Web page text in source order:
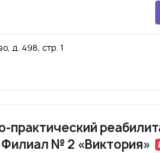
д. 498, стр. 1
практический
№ 2 «Виктория»